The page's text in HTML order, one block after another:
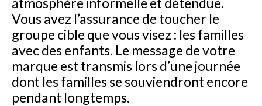
Vous avez l’assurance de toucher le
groupe cible que vous visez : les familles
avec des enfants. Le message de votre
marque est transmis lors d’une journée
dont les familles se souviendront encore
pendant longtemps.